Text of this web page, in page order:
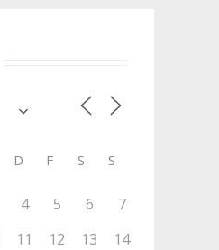
D F S S
4 5 6
7
11 12 13
14